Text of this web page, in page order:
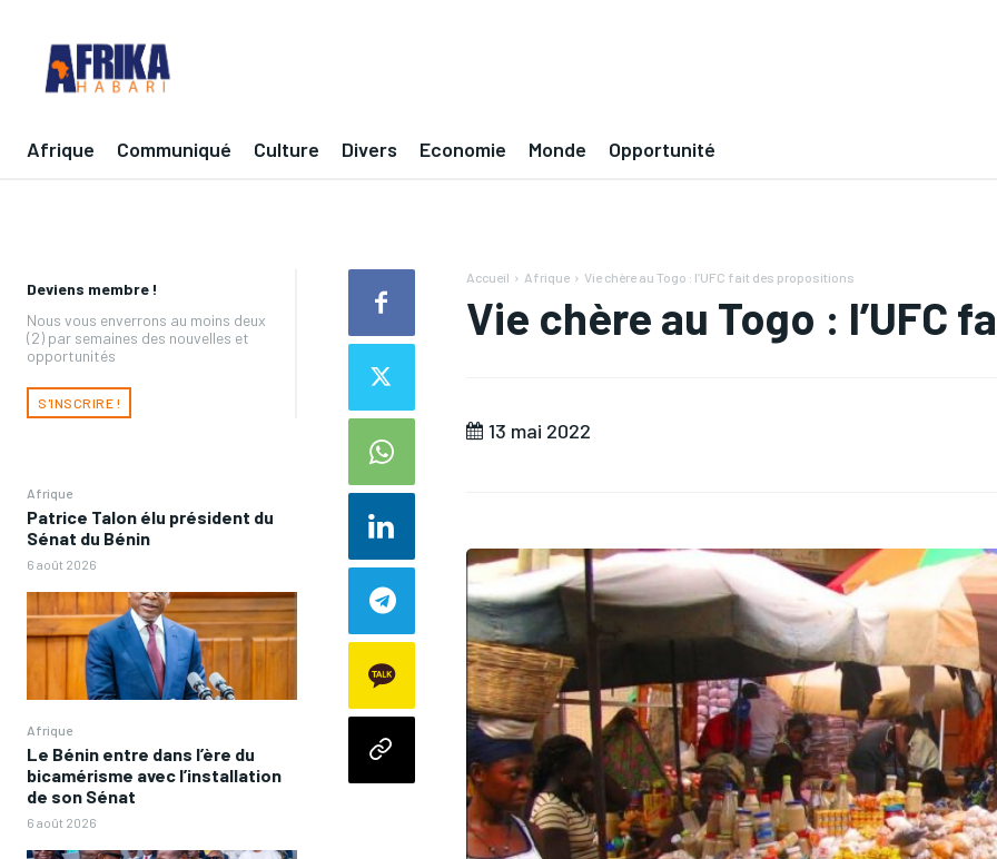
Afrique Communiqué Culture Divers Economie Monde Opportunité
Deviens membre !
Nous vous enverrons au moins deux
(2) par semaines des nouvelles et
opportunités
S'INSCRIRE !
Afrique
Patrice Talon élu président du
Sénat du Bénin
6 août 2026
Afrique
Le Bénin entre dans l’ère du
bicamérisme avec l’installation
de son Sénat
6 août 2026
Accueil Afrique Vie chère au Togo : l’UFC fait des propositions
Vie chère au Togo : l’UFC
13 mai 2022